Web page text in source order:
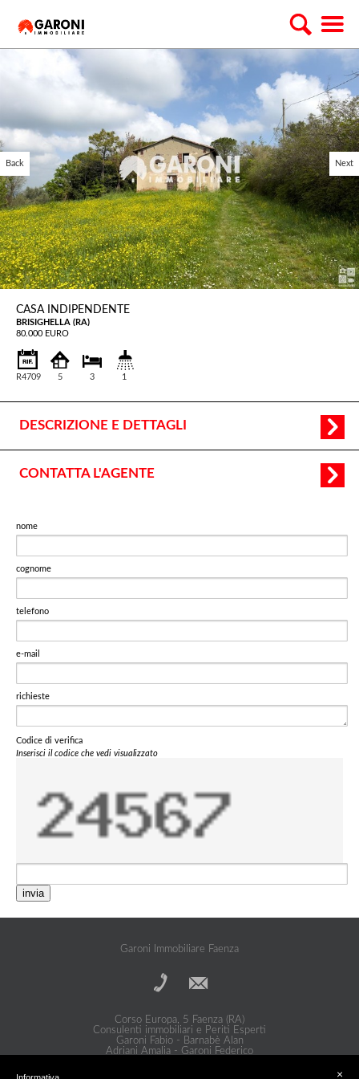
Back Next
CASA INDIPENDENTE
BRISIGHELLA (RA)
80.000 EURO
R4709 5 3 1
DESCRIZIONE E DETTAGLI
CONTATTA L'AGENTE
nome
cognome
telefono
e-mail
richieste
Codice di verifica
Inserisci il codice che vedi visualizzato
invia
Garoni Immobiliare Faenza
Corso Europa, 5 Faenza (RA)
Consulenti immobiliari e Periti Esperti
Garoni Fabio - Barnabè Alan
Adriani Amalia - Garoni Federico
×